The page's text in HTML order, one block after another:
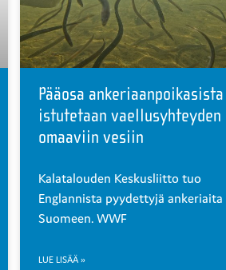
Pääosa ankeriaanpoikasista
istutetaan vaellusyhteyden
omaaviin vesiin
Kalatalouden Keskusliitto tuo
Englannista pyydettyjä ankeriaita
Suomeen. WWF
LUE LISÄÄ »